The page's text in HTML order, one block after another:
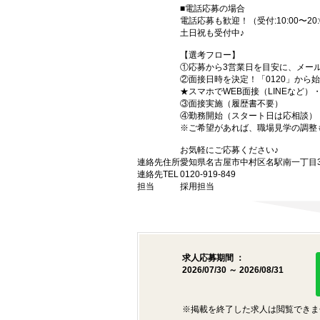
■電話応募の場合
電話応募も歓迎！（受付:10:00〜
土日祝も受付中♪
【選考フロー】
①応募から3営業日を目安に、メー
②面接日時を決定！「0120」から
★スマホでWEB面接（LINEなど）
③面接実施（履歴書不要）
④勤務開始（スタート日は応相談）
※ご希望があれば、職場見学の調整
お気軽にご応募ください♪
連絡先住所愛知県名古屋市中村区名駅南一丁
連絡先TEL0120-919-849
担当
採用担当
求人応募期間 ：
2026/07/30 ～ 2026/08/31
※掲載を終了した求人は閲覧でき